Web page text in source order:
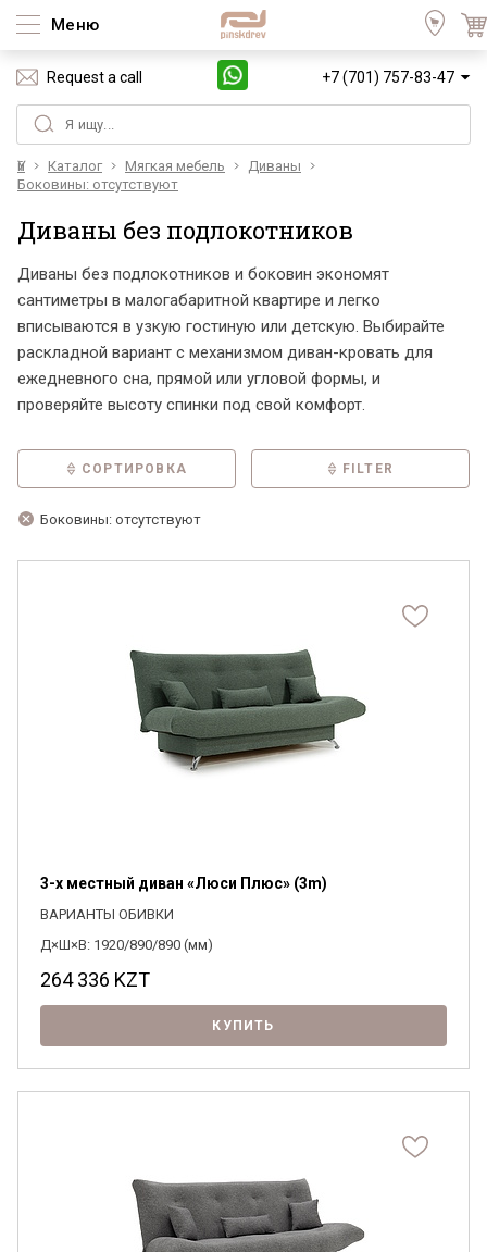
Меню
Request a call +7 (701) 757-83-47
Үй Каталог Мягкая мебель
Диваны
Боковины: отсутствуют
Диваны без подлокотников
Диваны без подлокотников и боковин экономят
сантиметры в малогабаритной квартире и легко
вписываются в узкую гостиную или детскую. Выбирайте
раскладной вариант с механизмом диван-кровать для
ежедневного сна, прямой или угловой формы, и
проверяйте высоту спинки под свой комфорт.
СОРТИРОВКА FILTER
Боковины: отсутствуют
3-х местный диван «Люси Плюс» (3m)
ВАРИАНТЫ ОБИВКИ
Д×Ш×В: 1920/890/890 (мм)
264 336 KZT
КУПИТЬ